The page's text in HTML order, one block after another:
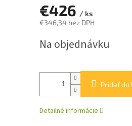
€426 / ks
€346,34 bez DPH
cena:
Na objednávku
Pridať do
Detailné informácie